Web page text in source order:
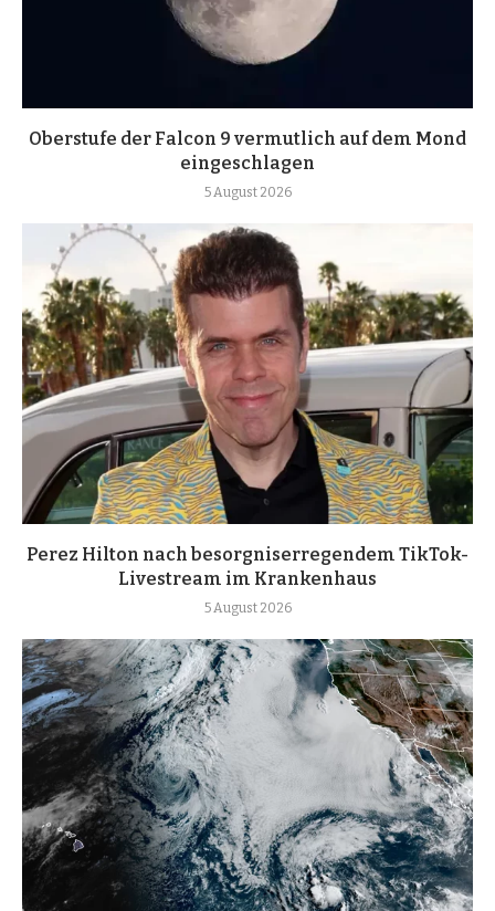
Oberstufe der Falcon 9 vermutlich auf dem Mond
eingeschlagen
5 August 2026
Perez Hilton nach besorgniserregendem TikTok-
Livestream im Krankenhaus
5 August 2026